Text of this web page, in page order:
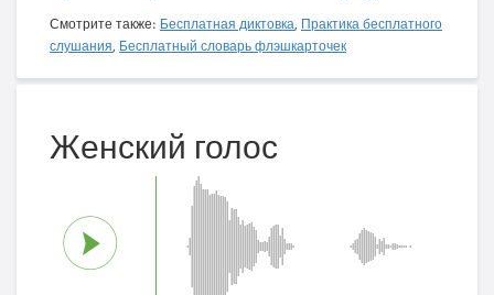
Смотрите также: Бесплатная диктовка, Практика бесплатного
слушания, Бесплатный словарь флэшкарточек
Женский голос